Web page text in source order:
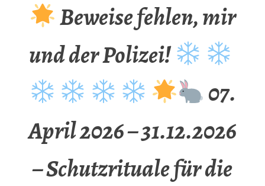
Beweise fehlen, mir
und der Polizei!
07.
April 2026 – 31.12.2026
– Schutzrituale für die